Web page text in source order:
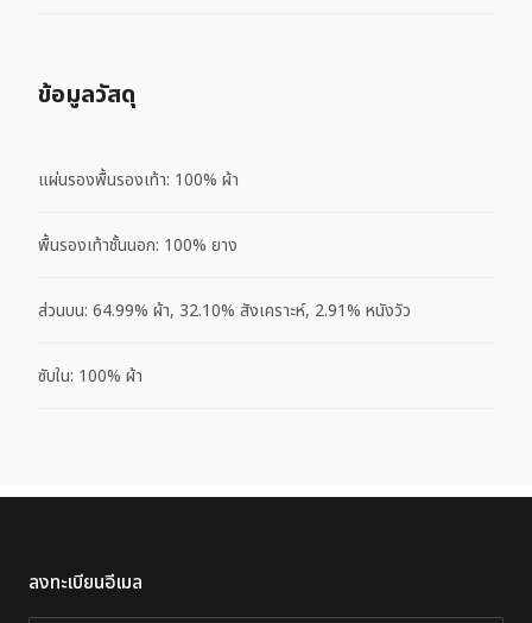
ข้อมูลวัสดุ
แผ่นรองพื้นรองเท้า: 100% ผ้า
พื้นรองเท้าชั้นนอก: 100% ยาง
ส่วนบน: 64.99% ผ้า, 32.10% สังเคราะห์, 2.91% หนังวัว
ซับใน: 100% ผ้า
ลงทะเบียนอีเมล